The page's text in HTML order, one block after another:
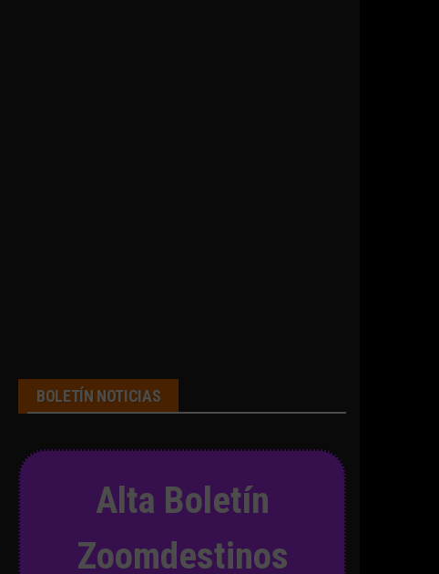
BOLETÍN NOTICIAS
Alta Boletín
Zoomdestinos